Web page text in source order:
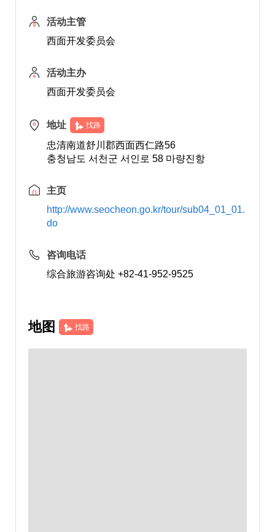
活动主管
西面开发委员会
活动主办
西面开发委员会
地址 找路
忠清南道舒川郡西面西仁路56
충청남도 서천군 서인로 58 마량진항
主页
http://www.seocheon.go.kr/tour/sub04_01_01.
do
咨询电话
综合旅游咨询处 +82-41-952-9525
地图 找路